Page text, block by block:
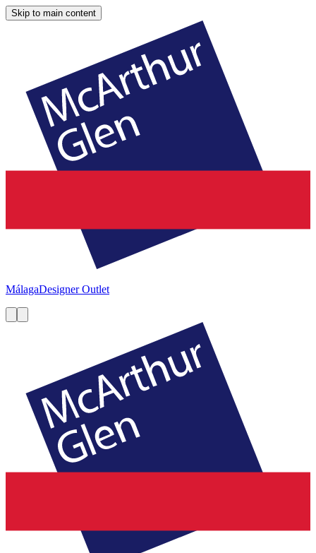
Skip to main content
MálagaDesigner Outlet